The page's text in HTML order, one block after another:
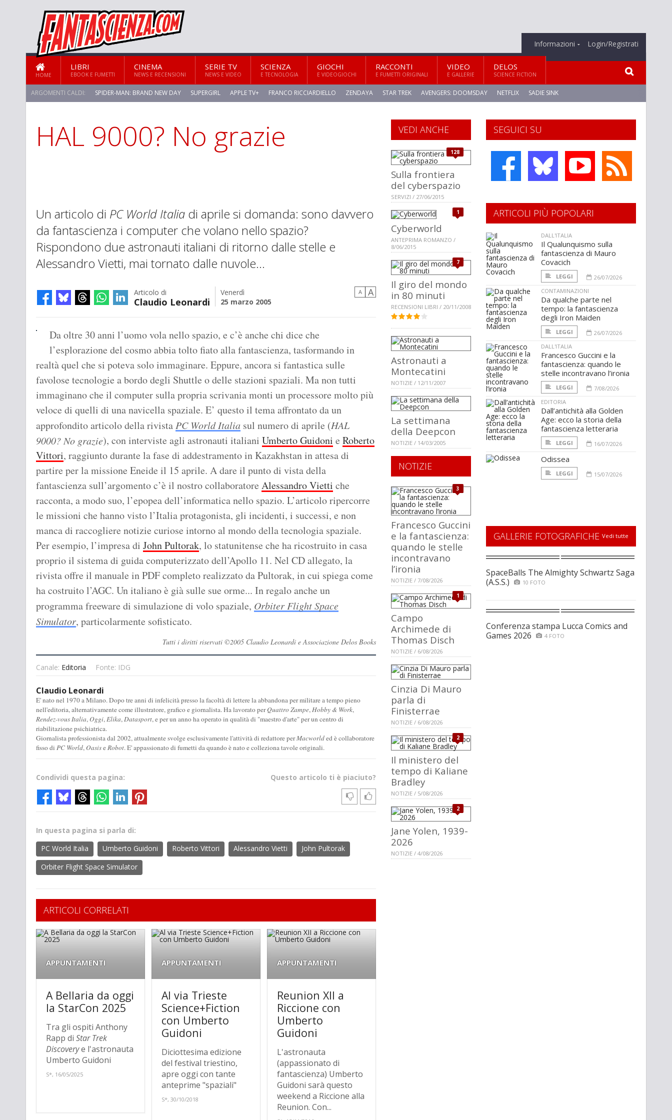
Informazioni Login/Registrati
HOME
LIBRI
EBOOK E FUMETTI
CINEMA
NEWS E RECENSIONI
SERIE TV
NEWS E VIDEO
SCIENZA
E TECNOLOGIA
GIOCHI
E VIDEOGIOCHI
RACCONTI
E FUMETTI ORIGINALI
VIDEO
E GALLERIE
DELOS
SCIENCE FICTION
ARGOMENTI CALDI: SPIDER-MAN: BRAND NEW DAY SUPERGIRL APPLE TV+ FRANCO RICCIARDIELLO ZENDAYA STAR TREK AVENGERS: DOOMSDAY NETFLIX SADIE SINK
STAR TREK: STRANGE NEW WORLDS
HAL 9000? No grazie
Un articolo di PC World Italia di aprile si domanda: sono davvero
da fantascienza i computer che volano nello spazio?
Rispondono due astronauti italiani di ritorno dalle stelle e
Alessandro Vietti, mai tornato dalle nuvole...
Articolo di
Claudio Leonardi
Venerdì
25 marzo 2005
A A
Da oltre 30 anni l’uomo vola nello spazio, e c’è anche chi dice che
l’esplorazione del cosmo abbia tolto fiato alla fantascienza, tasformando in
realtà quel che si poteva solo immaginare. Eppure, ancora si fantastica sulle
favolose tecnologie a bordo degli Shuttle o delle stazioni spaziali. Ma non tutti
immaginano che il computer sulla propria scrivania monti un processore molto più
veloce di quelli di una navicella spaziale. E’ questo il tema affrontato da un
approfondito articolo della rivistaPC World Italia sul numero di aprile (HAL
9000? No grazie), con interviste agli astronauti italiani Umberto Guidoni e Roberto
Vittori, raggiunto durante la fase di addestramento in Kazakhstan in attesa di
partire per la missione Eneide il 15 aprile. A dare il punto di vista della
fantascienza sull’argomento c’è il nostro collaboratore Alessandro Vietti che
racconta, a modo suo, l’epopea dell’informatica nello spazio. L’articolo ripercorre
le missioni che hanno visto l’Italia protagonista, gli incidenti, i successi, e non
manca di raccogliere notizie curiose intorno al mondo della tecnologia spaziale.
Per esempio, l’impresa di John Pultorak, lo statunitense che ha ricostruito in casa
proprio il sistema di guida computerizzato dell’Apollo 11. Nel CD allegato, la
rivista offre il manuale in PDF completo realizzato da Pultorak, in cui spiega come
ha costruito l’AGC. Un italiano è già sulle sue orme... In regalo anche un
programma freeware di simulazione di volo spaziale, Orbiter Flight Space
Simulator, particolarmente sofisticato.
Tutti i diritti riservati ©2005 Claudio Leonardi e Associazione Delos Books
Canale: Editoria Fonte: IDG
Claudio Leonardi
E' nato nel 1970 a Milano. Dopo tre anni di infelicità presso la facoltà di lettere la abbandona per militare a tempo pieno
nell'editoria, alternativamente come illustratore, grafico e giornalista. Ha lavorato perQuattro Zampe,Hobby & Work,
Rendez-vous Italia,Oggi,Elika,Datasport, e per un anno ha operato in qualità di "maestro d'arte" per un centro di
riabilitazione psichiatrica.
Giornalista professionista dal 2002, attualmente svolge esclusivamente l'attività di redattore perMacworlded è collaboratore
fisso di PC World,OasiseRobot. E' appassionato di fumetti da quando è nato e colleziona tavole originali.
Questo articolo ti è piaciuto?
Condividi questa pagina:
In questa pagina si parla di:
PC World Italia
Umberto Guidoni Roberto Vittori Alessandro Vietti
John Pultorak
Orbiter Flight Space Simulator
ARTICOLI CORRELATI
APPUNTAMENTI
A Bellaria da oggi
la StarCon 2025
Tra gli ospiti Anthony
Rapp di Star Trek
Discoverye l'astronauta
Umberto Guidoni
S*, 16/05/2025
APPUNTAMENTI
Al via Trieste
Science+Fiction
con Umberto
Guidoni
Diciottesima edizione
del festival triestino,
apre oggi con tante
anteprime "spaziali"
S*, 30/10/2018
APPUNTAMENTI
Reunion XII a
Riccione con
Umberto
Guidoni
L'astronauta
(appassionato di
fantascienza) Umberto
Guidoni sarà questo
weekend a Riccione alla
Reunion. Con...
SEGUICI SU
VEDI ANCHE
128
Sulla frontiera
del cyberspazio
SERVIZI / 27/06/2015
1
Cyberworld
ANTEPRIMA ROMANZO /
8/06/2015
7
Il giro del mondo
in 80 minuti
RECENSIONI LIBRI / 20/11/2008
Astronauti a
Montecatini
NOTIZIE / 12/11/2007
La settimana
della Deepcon
NOTIZIE / 14/03/2005
NOTIZIE
3
Francesco Guccini
e la fantascienza:
quando le stelle
incontravano
l’ironia
NOTIZIE / 7/08/2026
1
Campo
Archimede di
Thomas Disch
NOTIZIE / 6/08/2026
Cinzia Di Mauro
parla di
Finisterrae
NOTIZIE / 6/08/2026
2
Il ministero del
tempo di Kaliane
Bradley
NOTIZIE / 5/08/2026
2
Jane Yolen, 1939-
2026
NOTIZIE / 4/08/2026
ARTICOLI PIÙ POPOLARI
DALL'ITALIA
Il Qualunquismo sulla
fantascienza di Mauro
Covacich
LEGGI
26/07/2026
CONTAMINAZIONI
Da qualche parte nel
tempo: la fantascienza
degli Iron Maiden
LEGGI
26/07/2026
DALL'ITALIA
Francesco Guccini e la
fantascienza: quando le
stelle incontravano l’ironia
LEGGI
7/08/2026
EDITORIA
Dall’antichità alla Golden
Age: ecco la storia della
fantascienza letteraria
LEGGI 16/07/2026
Odissea
LEGGI 15/07/2026
GALLERIE FOTOGRAFICHE Vedi tutte
SpaceBalls The Almighty Schwartz Saga
(A.S.S.)
10 FOTO
Conferenza stampa Lucca Comics and
Games 2026
4 FOTO